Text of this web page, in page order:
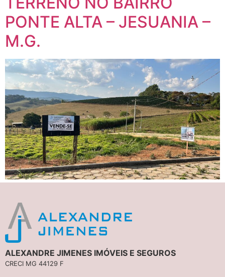
PONTE ALTA – JESUANIA –
M.G.
ALEXANDRE JIMENES IMÓVEIS E SEGUROS
CRECI MG 44129 F